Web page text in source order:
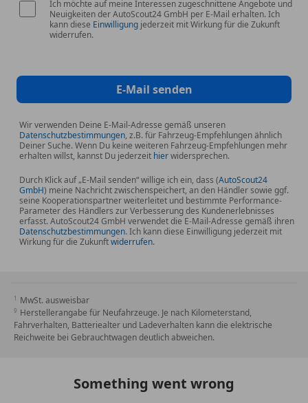
Notrufsystem (eCall)
Parkbremse elektrisch
Porsche Communications Management (PCM) inkl.
Online - Navigationsmodul
Porsche Traction Management (PTM)
Radioempfang digital (DAB+)
Radstand Standard
Reifen-Reparaturkit
Reifendruck-Kontrollsystem
Rückfahrkamera
Rücksitzlehne geteilt
Scheibenwischer mit Regensensor
Sicherheitsgurte schwarz
Sitzheizung vorn
Sound-Package Plus
Tagfahrlicht LED
USB-Anschlüsse im Fond (nur Ladefunktion)
Vorrüstung Mobiltelefon/Handy mit Bluetooth-
Ich möchte auf meine Interessen zugeschnittene Angebote und
Neuigkeiten der AutoScout24 GmbH per E-Mail erhalten. Ich
kann diese Einwilligung jederzeit mit Wirkung für die Zukunft
widerrufen.
E-Mail senden
Wir verwenden Deine E-Mail-Adresse gemäß unseren
Datenschutzbestimmungen, z.B. für Fahrzeug-Empfehlungen ähnlich
Deiner Suche. Wenn Du keine weiteren Fahrzeug-Empfehlungen mehr
erhalten willst, kannst Du jederzeit hierwidersprechen.
Durch Klick auf „E-Mail senden“ willige ich ein, dass (AutoScout24
GmbH) meine Nachricht zwischenspeichert, an den Händler sowie ggf.
seine Kooperationspartner weiterleitet und bestimmte Performance-
Parameter des Händlers zur Verbesserung des Kundenerlebnisses
erfasst. AutoScout24 GmbH verwendet die E-Mail-Adresse gemäß ihren
Datenschutzbestimmungen. Ich kann diese Einwilligung jederzeit mit
Wirkung für die Zukunftwiderrufen.
MwSt. ausweisbar
Herstellerangabe für Neufahrzeuge. Je nach Kilometerstand,
Fahrverhalten, Batteriealter und Ladeverhalten kann die elektrische
Reichweite bei Gebrauchtwagen deutlich abweichen.
Something went wrong